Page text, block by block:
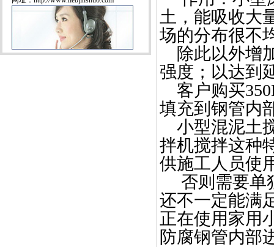
土，能吸收大
场的分布很不
除此以外增
强度；以达到
客户购买
填充到钢管内
小型混泥土
拌机搅拌这种
供施工人员使
否则需要单
还不一定能满
正在使用家用
防腐钢管内部